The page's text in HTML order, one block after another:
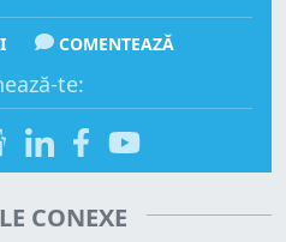
COMENTEAZĂ
te:
CONEXE